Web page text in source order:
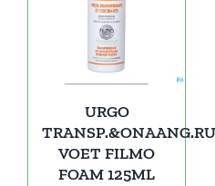
URGO
VOET FILMO
FOAM 125ML